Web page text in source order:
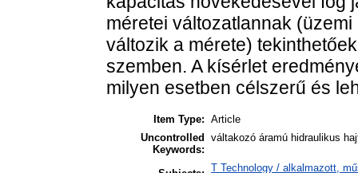
méretei változatlannak
változik a mérete)
szemben. A kísérlet
milyen esetben célszerű és
Item Type: Article
Uncontrolled
Keywords:
váltakozó áramú hidraulikus
T Technology / alkalmazott,